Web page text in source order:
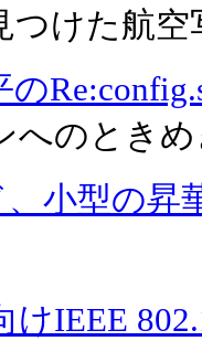
つけた航
の
へのとき
、小型の昇
けIEEE